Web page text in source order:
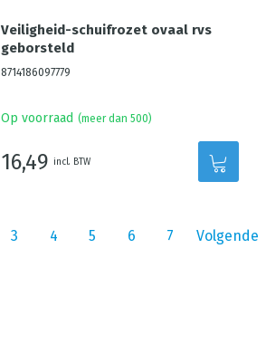
Veiligheid-schuifrozet ovaal rvs
geborsteld
8714186097779
Op voorraad (meer dan 500)
16,49 incl. BTW
3 4 5 6 7 Volgende